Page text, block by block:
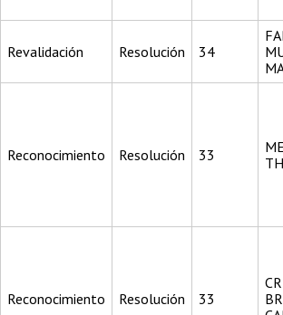
Revalidación Resolución 34
Reconocimiento Resolución 33
Reconocimiento Resolución 33